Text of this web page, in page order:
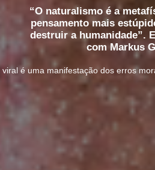
“O naturalismo é a
pensamento mais
destruir a humanidade”.
com Markus
viral é uma manifestação dos erros